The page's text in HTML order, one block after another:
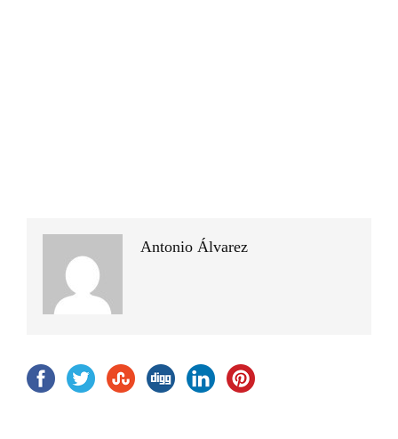
Antonio Álvarez